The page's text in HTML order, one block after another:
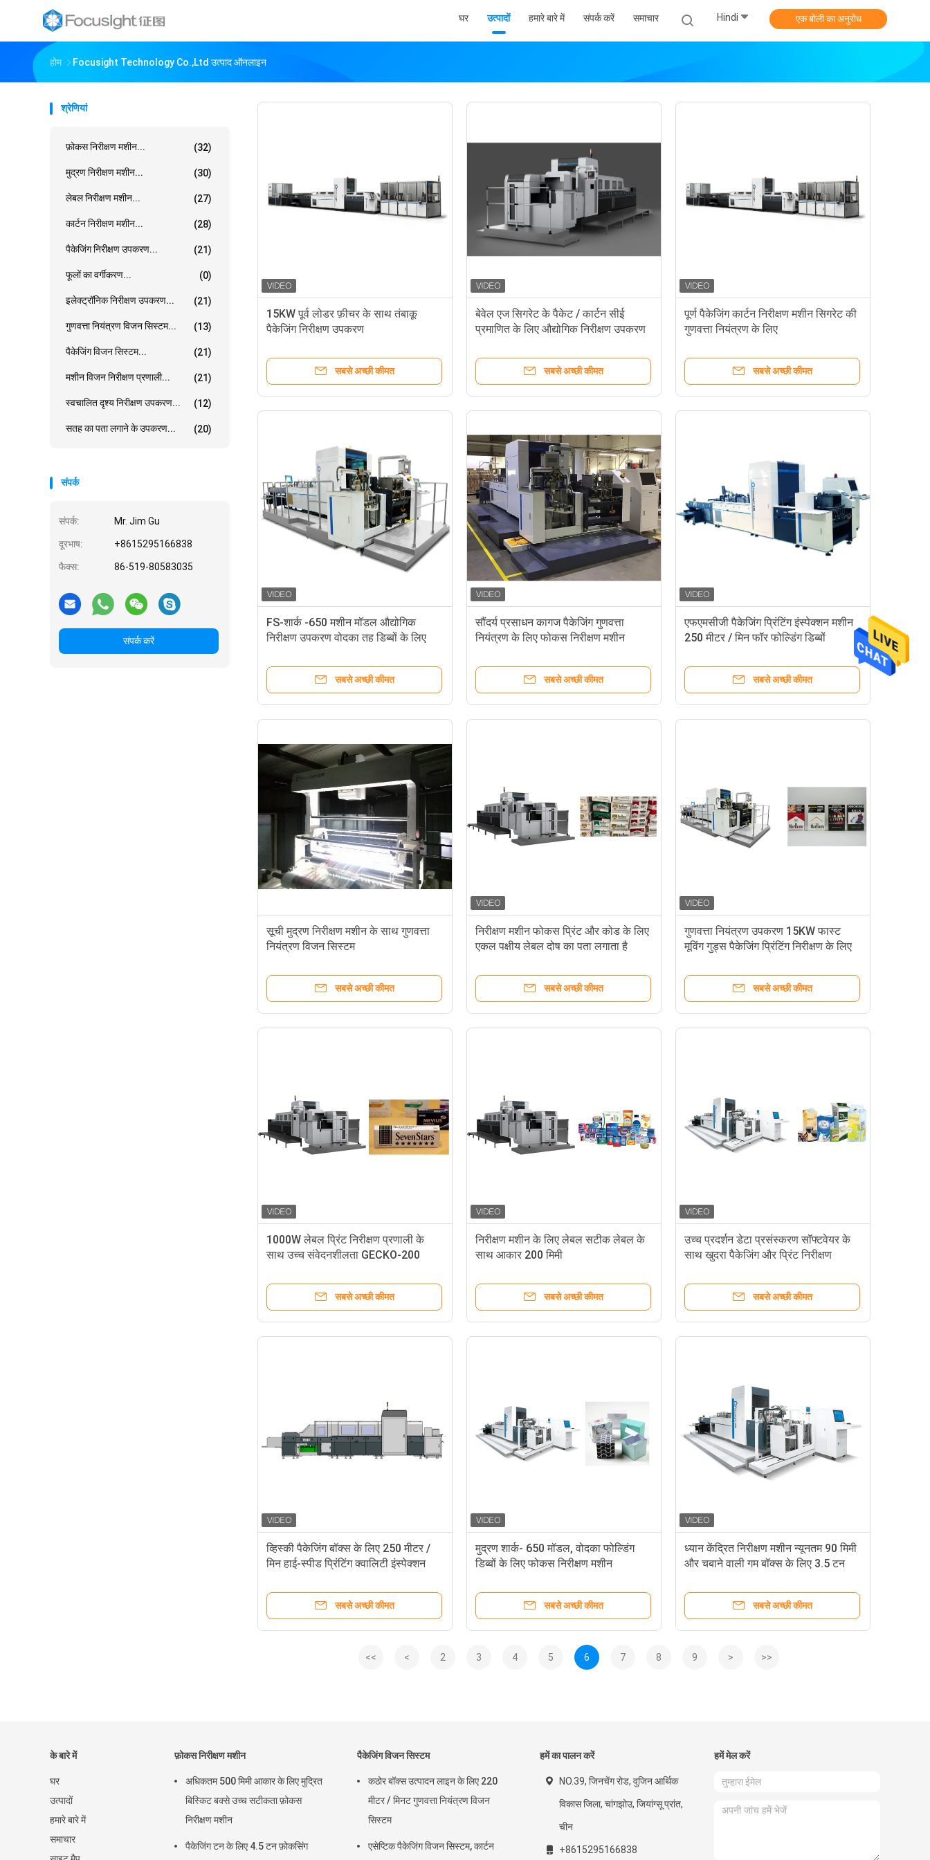
घर उत्पादों हमारे बारे में संपर्क करें समाचार Hindi एक बोली का अनुरोध
होम Focusight Technology Co.,Ltd उत्पाद ऑनलाइन
श्रेणियां
फ़ोकस निरीक्षण मशीन... (32)
मुद्रण निरीक्षण मशीन... (30)
लेबल निरीक्षण मशीन... (27)
कार्टन निरीक्षण मशीन... (28)
पैकेजिंग निरीक्षण उपकरण... (21)
फूलों का वर्गीकरण... (0)
इलेक्ट्रॉनिक निरीक्षण उपकरण... (21)
गुणवत्ता नियंत्रण विजन सिस्टम... (13)
पैकेजिंग विजन सिस्टम... (21)
मशीन विजन निरीक्षण प्रणाली... (21)
स्वचालित दृश्य निरीक्षण उपकरण... (12)
सतह का पता लगाने के उपकरण... (20)
संपर्क
संपर्क: Mr. Jim Gu
दूरभाष: +8615295166838
फैक्स: 86-519-80583035
संपर्क करें
15KW पूर्व लोडर फ़ीचर के साथ तंबाकू
पैकेजिंग निरीक्षण उपकरण
सबसे अच्छी कीमत
बेवेल एज सिगरेट के पैकेट / कार्टन सीई
प्रमाणित के लिए औद्योगिक निरीक्षण उपकरण
सबसे अच्छी कीमत
पूर्ण पैकेजिंग कार्टन निरीक्षण मशीन सिगरेट की
गुणवत्ता नियंत्रण के लिए
सबसे अच्छी कीमत
FS-शार्क -650 मशीन मॉडल औद्योगिक
निरीक्षण उपकरण वोदका तह डिब्बों के लिए
सबसे अच्छी कीमत
सौंदर्य प्रसाधन कागज पैकेजिंग गुणवत्ता
नियंत्रण के लिए फोकस निरीक्षण मशीन
सबसे अच्छी कीमत
एफएमसीजी पैकेजिंग प्रिंटिंग इंस्पेक्शन मशीन
250 मीटर / मिन फॉर फोल्डिंग डिब्बों
सबसे अच्छी कीमत
सूची मुद्रण निरीक्षण मशीन के साथ गुणवत्ता
नियंत्रण विजन सिस्टम
सबसे अच्छी कीमत
निरीक्षण मशीन फोकस प्रिंट और कोड के लिए
एकल पक्षीय लेबल दोष का पता लगाता है
सबसे अच्छी कीमत
गुणवत्ता नियंत्रण उपकरण 15KW फास्ट
मूविंग गुड्स पैकेजिंग प्रिंटिंग निरीक्षण के लिए
सबसे अच्छी कीमत
1000W लेबल प्रिंट निरीक्षण प्रणाली के
साथ उच्च संवेदनशीलता GECKO-200
सबसे अच्छी कीमत
निरीक्षण मशीन के लिए लेबल सटीक लेबल के
साथ आकार 200 मिमी
सबसे अच्छी कीमत
उच्च प्रदर्शन डेटा प्रसंस्करण सॉफ्टवेयर के
साथ खुदरा पैकेजिंग और प्रिंट निरीक्षण
सबसे अच्छी कीमत
व्हिस्की पैकेजिंग बॉक्स के लिए 250 मीटर /
मिन हाई-स्पीड प्रिंटिंग क्वालिटी इंस्पेक्शन
सबसे अच्छी कीमत
मुद्रण शार्क- 650 मॉडल, वोदका फोल्डिंग
डिब्बों के लिए फोकस निरीक्षण मशीन
सबसे अच्छी कीमत
ध्यान केंद्रित निरीक्षण मशीन न्यूनतम 90 मिमी
और चबाने वाली गम बॉक्स के लिए 3.5 टन
सबसे अच्छी कीमत
<< < 2 3 4 5 6 7 8 9 > >>
के बारे में
घर
उत्पादों
हमारे बारे में
समाचार
फ़ोकस निरीक्षण मशीन
अधिकतम 500 मिमी आकार के लिए मुद्रित
बिस्किट बक्से उच्च सटीकता फ़ोकस
निरीक्षण मशीन
पैकेजिंग टन के लिए 4.5 टन फ़ोकसिंग
पैकेजिंग विजन सिस्टम
कठोर बॉक्स उत्पादन लाइन के लिए 220
मीटर / मिनट गुणवत्ता नियंत्रण विजन
सिस्टम
एसेप्टिक पैकेजिंग विजन सिस्टम, कार्टन
हमें का पालन करें
NO.39, जिनचेंग रोड, वुजिन आर्थिक
विकास जिला, चांगझोउ, जियांग्सू प्रांत,
चीन
+8615295166838
हमें मेल करें